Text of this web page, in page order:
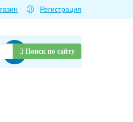
Регистрация
Товаров нет
Поиск по сайту